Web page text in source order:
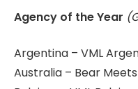
Agency of the Year
Argentina – VML
Australia – Bear